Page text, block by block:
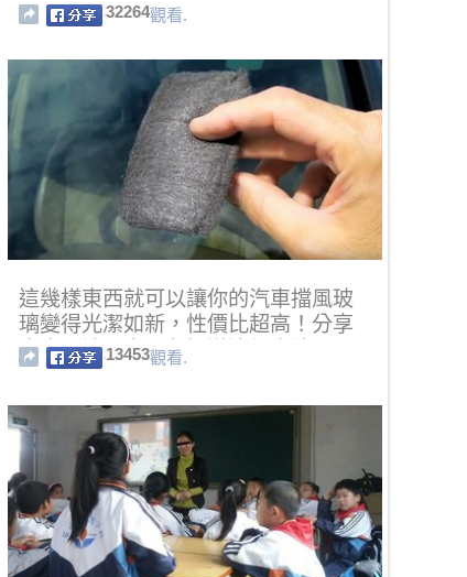
32264觀看.
這幾樣東西就可以讓你的汽車擋風玻
璃變得光潔如新，性價比超高！分享
出去，讓更多朋友知道這個方法吧~
13453觀看.